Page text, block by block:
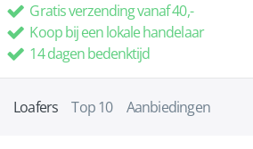
Gratis verzending vanaf 40,-
Koop bij een lokale handelaar
14 dagen bedenktijd
Loafers Top 10 Aanbiedingen